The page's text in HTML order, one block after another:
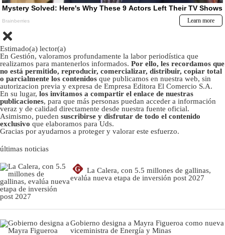
Estimado(a) lector(a)
En Gestión, valoramos profundamente la labor periodística que
realizamos para mantenerlos informados. Por ello, les recordamos que
no está permitido, reproducir, comercializar, distribuir, copiar total
o parcialmente los contenidos que publicamos en nuestra web, sin
autorizacion previa y expresa de Empresa Editora El Comercio S.A.
En su lugar, los invitamos a compartir el enlace de nuestras
publicaciones, para que más personas puedan acceder a información
veraz y de calidad directamente desde nuestra fuente oficial.
Asimismo, pueden suscribirse y disfrutar de todo el contenido
exclusivo que elaboramos para Uds.
Gracias por ayudarnos a proteger y valorar este esfuerzo.
últimas noticias
G
La Calera, con 5.5 millones de gallinas,
evalúa nueva etapa de inversión post 2027
Gobierno designa a Mayra Figueroa como nueva
viceministra de Energía y Minas